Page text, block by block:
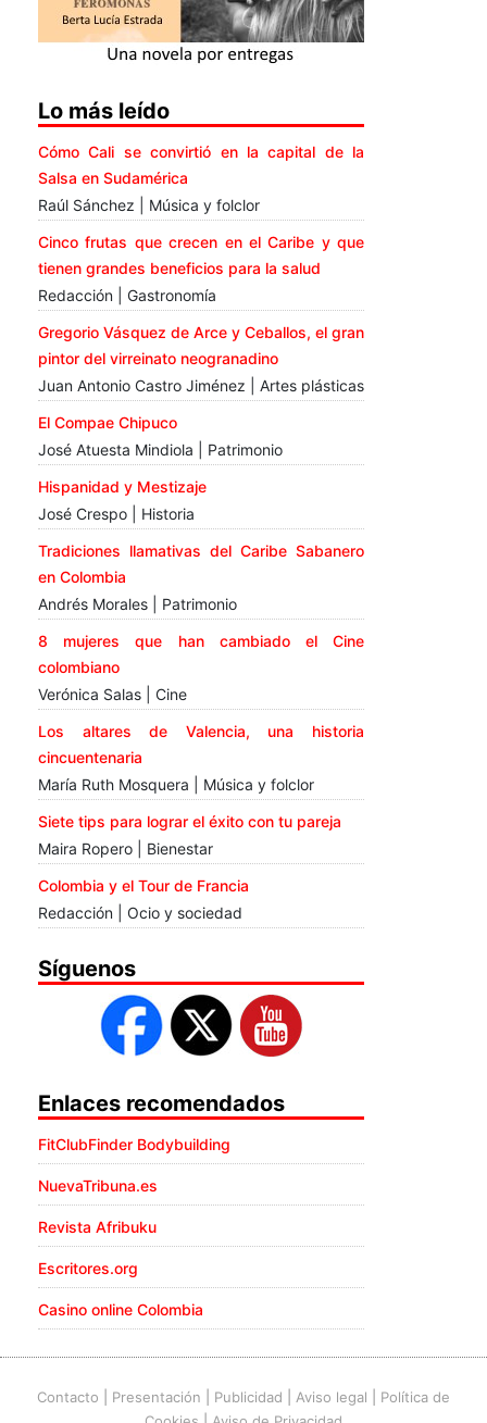
Lo más leído
Cómo Cali se convirtió en la capital de la
Salsa en Sudamérica
Raúl Sánchez | Música y folclor
Cinco frutas que crecen en el Caribe y que
tienen grandes beneficios para la salud
Redacción | Gastronomía
Gregorio Vásquez de Arce y Ceballos, el gran
pintor del virreinato neogranadino
Juan Antonio Castro Jiménez | Artes plásticas
El Compae Chipuco
José Atuesta Mindiola | Patrimonio
Hispanidad y Mestizaje
José Crespo | Historia
Tradiciones llamativas del Caribe Sabanero
en Colombia
Andrés Morales | Patrimonio
8 mujeres que han cambiado el Cine
colombiano
Verónica Salas | Cine
Los altares de Valencia, una historia
cincuentenaria
María Ruth Mosquera | Música y folclor
Siete tips para lograr el éxito con tu pareja
Maira Ropero | Bienestar
Colombia y el Tour de Francia
Redacción | Ocio y sociedad
Síguenos
Enlaces recomendados
FitClubFinder Bodybuilding
NuevaTribuna.es
Revista Afribuku
Escritores.org
Casino online Colombia
Contacto Presentación Publicidad Aviso legal
Política de